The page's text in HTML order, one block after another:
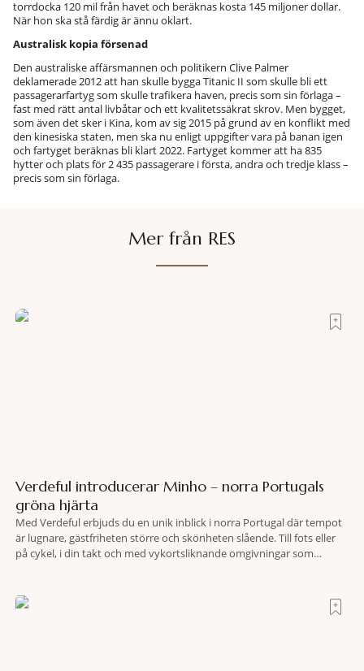
torrdocka 120 mil från havet och beräknas kosta 145 miljoner dollar.
När hon ska stå färdig är ännu oklart.
Australisk kopia försenad
Den australiske affärsmannen och politikern Clive Palmer
deklamerade 2012 att han skulle bygga Titanic II som skulle bli ett
passagerarfartyg som skulle trafikera haven, precis som sin förlaga –
fast med rätt antal livbåtar och ett kvalitetssäkrat skrov. Men bygget,
som även det sker i Kina, kom av sig 2015 på grund av en konflikt med
den kinesiska staten, men ska nu enligt uppgifter vara på banan igen
och fartyget beräknas bli klart 2022. Fartyget kommer att ha 835
hytter och plats för 2 435 passagerare i första, andra och tredje klass –
precis som sin förlaga.
Mer från RES
Verdeful introducerar Minho – norra Portugals
gröna hjärta
Med Verdeful erbjuds du en unik inblick i norra Portugal där tempot
är lugnare, gästfriheten större och skönheten slående. Till fots eller
på cykel, i din takt och med vykortsliknande omgivningar som
travel när det